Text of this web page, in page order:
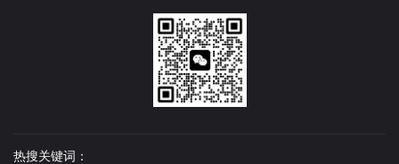
热搜关键词：